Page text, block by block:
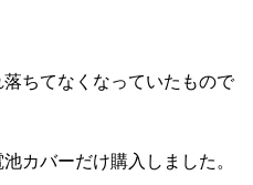
ちてなくなっていたもので
カバーだけ購入しました。